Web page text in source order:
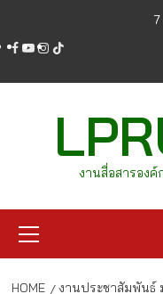
content
facebook
youtube
instagram
tiktok
งานสื่อสารอง
Menu
HOME งานประชาสัมพันธ์